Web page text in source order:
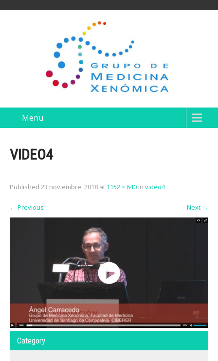
Menu
VIDEO4
Published 23 noviembre, 2018 at 1152 × 640 in video4
← Previous Next →
Category